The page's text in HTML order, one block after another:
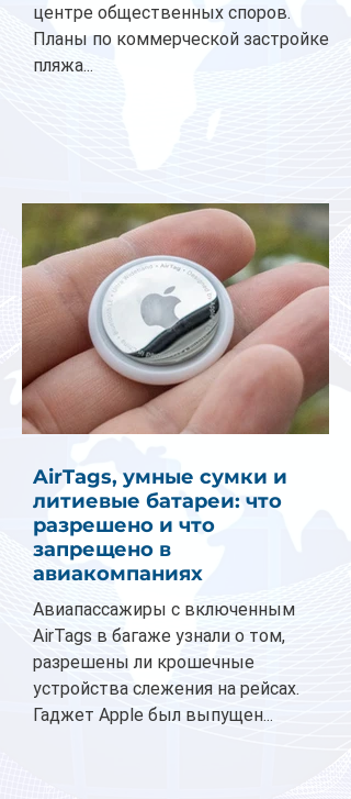
центре общественных споров.
Планы по коммерческой застройке
пляжа...
AirTags, умные сумки и
литиевые батареи: что
разрешено и что
запрещено в
авиакомпаниях
Авиапассажиры с включенным
AirTags в багаже узнали о том,
разрешены ли крошечные
устройства слежения на рейсах.
Гаджет Apple был выпущен...